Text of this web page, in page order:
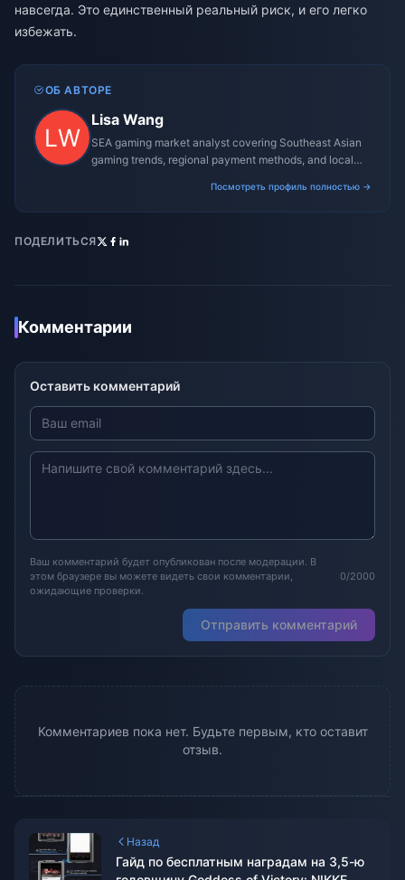
навсегда. Это единственный реальный риск, и его легко
избежать.
ОБ АВТОРЕ
Lisa Wang
SEA gaming market analyst covering Southeast Asian
gaming trends, regional payment methods, and local
Посмотреть профиль полностью →
ПОДЕЛИТЬСЯ
Комментарии
Оставить комментарий
Ваш комментарий будет опубликован после модерации. В
этом браузере вы можете видеть свои комментарии,
ожидающие проверки.
0/2000
Отправить комментарий
Комментариев пока нет. Будьте первым, кто оставит
отзыв.
Назад
Гайд по бесплатным наградам на 3,5-ю